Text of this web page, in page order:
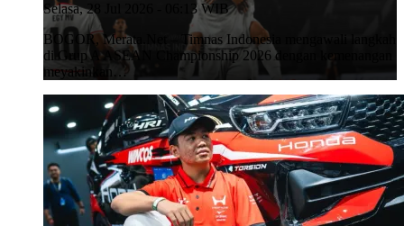
Selasa, 28 Jul 2026 - 06:13 WIB
BOGOR, Merata.Net – Timnas Indonesia mengawali langkah
di Grup A ASEAN Championship 2026 dengan kemenangan
meyakinkan…